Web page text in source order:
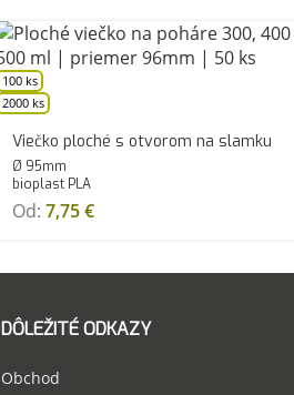
100 ks
2000 ks
Viečko ploché s otvorom na slamku
Ø 95mm
bioplast PLA
Od: 7,75€
DÔLEŽITÉ ODKAZY
Obchod